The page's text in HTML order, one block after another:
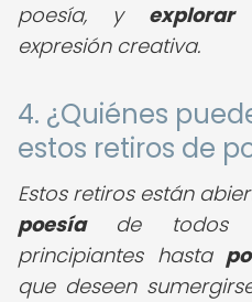
poesía, y explorar
expresión creativa.
4. ¿Quiénes
estos retiros de
Estos retiros están
poesíade todos
principiantes hasta
que deseen